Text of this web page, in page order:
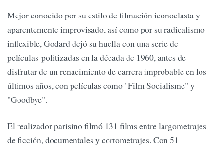
Mejor conocido por su estilo de filmación iconoclasta y
aparentemente improvisado, así como por su radicalismo
inflexible, Godard dejó su huella con una serie de
películas politizadas en la década de 1960, antes de
disfrutar de un renacimiento de carrera improbable en los
últimos años, con películas como "Film Socialisme" y
"Goodbye".
El realizador parisino filmó 131 films entre largometrajes
de ficción, documentales y cortometrajes. Con 51